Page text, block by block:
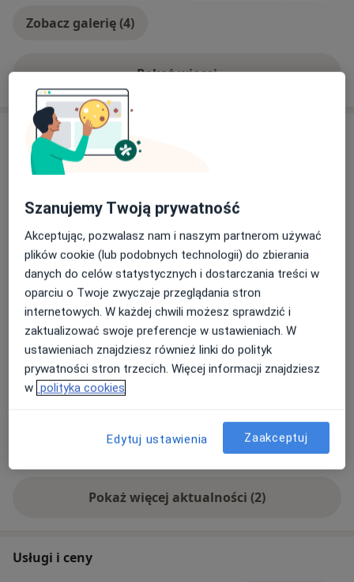
bólu w miednicy mniejszej.
Zobacz galerię (4)
Pokaż więcej
Aktualności
lek. Agnieszka Puchalska (Kosiecz)
Orkana 7, 20-504 Lublin
Centrum Medyczne LUXMED to prywatna opieka
przychodnie CM Luxmed i punkty pobrań,
poradnie specjalistyczne, stomatologia,
rehabilitacja, RTG, pracownia rezonansu
magnetycznego i tomografii komputerowej,
zabiegi z zakresu kosmetologii i medycyny
estetycznej.
Dowiedz się więcej
07/07/2026
Pokaż więcej aktualności (2)
Usługi i ceny
Szanujemy Twoją prywatność
Akceptując, pozwalasz nam i naszym partnerom używać
plików cookie (lub podobnych technologii) do zbierania
danych do celów statystycznych i dostarczania treści w
oparciu o Twoje zwyczaje przeglądania stron
internetowych. W każdej chwili możesz sprawdzić i
zaktualizować swoje preferencje w ustawieniach. W
ustawieniach znajdziesz również linki do polityk
prywatności stron trzecich. Więcej informacji znajdziesz
w polityka cookies
Edytuj ustawienia Zaakceptuj